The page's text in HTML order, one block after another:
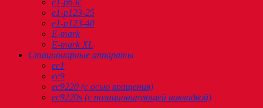
e1-p123-25
e1-p123-40
E-mark
E-mark XL
Стационарные аппараты
ec1
eс9
ec9220 (с осью вращения)
ec9220s (с позиционирующей накладкой)